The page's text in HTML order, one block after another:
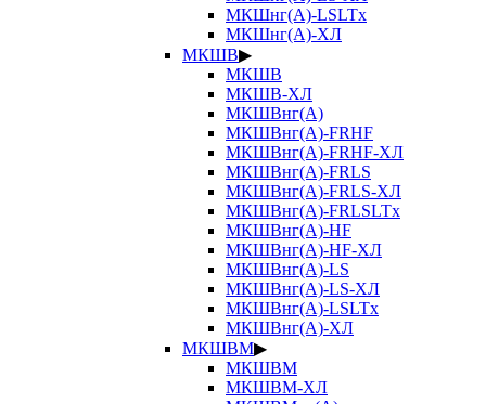
МКШнг(А)-LSLTx
МКШнг(А)-ХЛ
МКШВ▶
МКШВ
МКШВ-ХЛ
МКШВнг(А)
МКШВнг(А)-FRHF
МКШВнг(А)-FRHF-ХЛ
МКШВнг(А)-FRLS
МКШВнг(А)-FRLS-ХЛ
МКШВнг(А)-FRLSLTx
МКШВнг(А)-HF
МКШВнг(А)-HF-ХЛ
МКШВнг(А)-LS
МКШВнг(А)-LS-ХЛ
МКШВнг(А)-LSLTx
МКШВнг(А)-ХЛ
МКШВМ▶
МКШВМ
МКШВМ-ХЛ